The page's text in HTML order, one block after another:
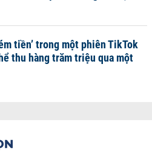
tiền’ trong một phiên TikTok
thu hàng trăm triệu qua một